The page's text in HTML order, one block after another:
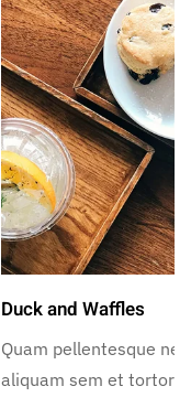
Duck and Waffles
Quam pellentesque
aliquam sem et tortor.